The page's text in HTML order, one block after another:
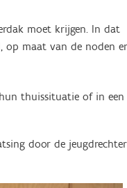
moet krijgen. In dat
op maat van de noden
thuissituatie of in een
door de jeugdrechter